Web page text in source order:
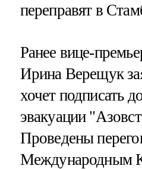
переправят в
Ранее вице-
Ирина Верещук
хочет подписать
эвакуации
Проведены
Международным